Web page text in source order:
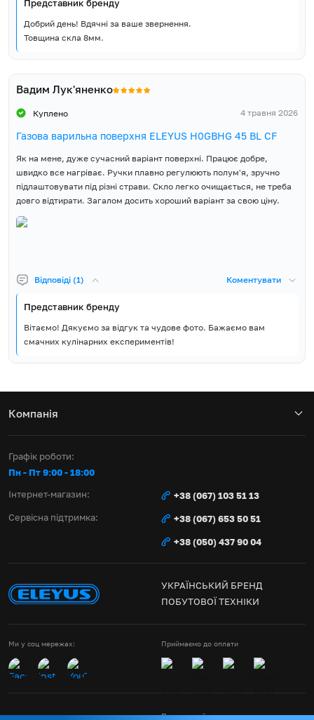
Представник бренду
Добрий день! Вдячні за ваше звернення.
Товщина скла 8мм.
Вадим Лук'яненко
Куплено 4 травня 2026
Газова варильна поверхня ELEYUS H0GBHG 45 BL CF
Як на мене, дуже сучасний варіант поверхні. Працює добре,
швидко все нагріває. Ручки плавно регулюють полум'я, зручно
підлаштовувати під різні страви. Скло легко очищається, не треба
довго відтирати. Загалом досить хороший варіант за свою ціну.
Відповіді (1) Коментувати
Представник бренду
Вітаємо! Дякуємо за відгук та чудове фото. Бажаємо вам
смачних кулінарних експериментів!
Компанія
Графік роботи:
Пн - Пт 9:00 - 18:00
Інтернет-магазин:
+38 (067) 103 51 13
Сервісна підтримка:
+38 (067) 653 50 51
+38 (050) 437 90 04
УКРАЇНСЬКИЙ БРЕНД
ПОБУТОВОЇ ТЕХНІКИ
Ми у соц мережах: Приймаємо до оплати
Правила сайту